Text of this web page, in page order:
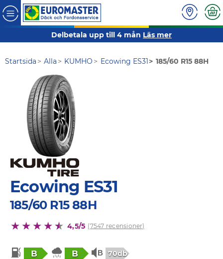
Delbetala upp till 4 mån Läs mer
Startsida Alla KUMHO Ecowing ES31 185/60 R15 88H
Ecowing ES31
185/60 R15 88H
4,5/5 (7547 recensioner)
B B 70db